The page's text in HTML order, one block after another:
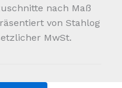
nach Maß
von Stahlog
MwSt.